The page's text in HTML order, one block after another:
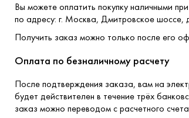
Вы можете оплатить покупку наличными
по адресу: г. Москва, Дмитровское шоссе,
Получить заказ можно только после его
Оплата по безналичному расчету
После подтверждения заказа, вам на
будет действителен в течение трёх
заказ можно переводом с расчетного